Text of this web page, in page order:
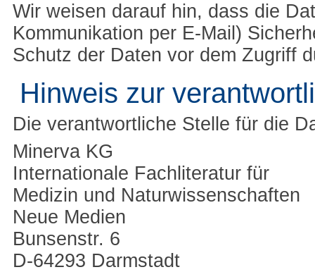
Wir weisen darauf hin, dass die
Kommunikation per E-Mail)
Schutz der Daten vor dem Zugriff
Hinweis zur
Die verantwortliche Stelle für die
Minerva KG
Internationale Fachliteratur für
Medizin und Naturwissenschaften
Neue Medien
Bunsenstr. 6
D-64293 Darmstadt